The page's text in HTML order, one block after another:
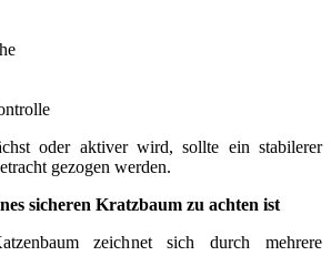
oder aktiver wird, sollte ein stabilerer
gezogen werden.
sicheren Kratzbaum zu achten ist
zeichnet sich durch mehrere